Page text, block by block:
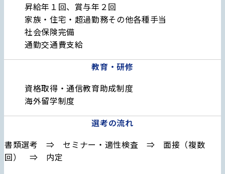
昇給年１回、賞与年２回
家族・住宅・超過勤務その他各種手当
社会保険完備
通勤交通費支給
教育・研修
資格取得・通信教育助成制度
海外留学制度
選考の流れ
書類選考 ⇒ セミナー・適性検査 ⇒ 面接（複数
回） ⇒ 内定